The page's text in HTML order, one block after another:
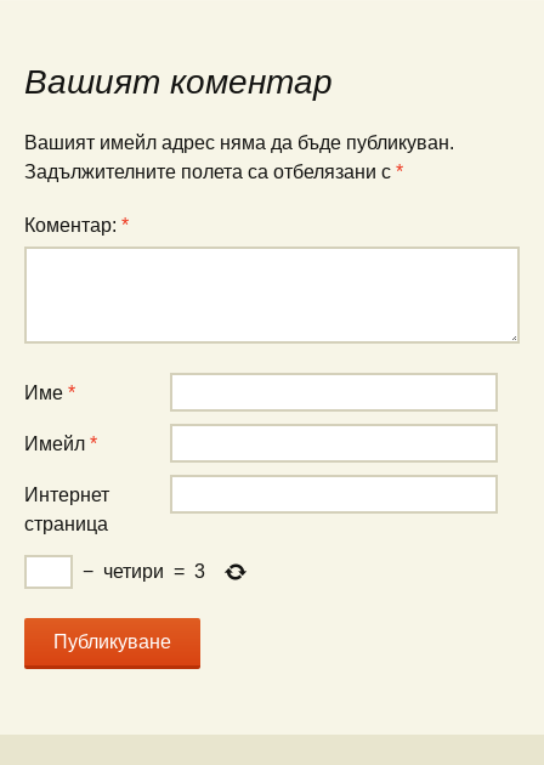
Вашият коментар
Вашият имейл адрес няма да бъде публикуван.
Задължителните полета са отбелязани с *
Коментар: *
Име *
Имейл *
Интернет
страница
− четири = 3